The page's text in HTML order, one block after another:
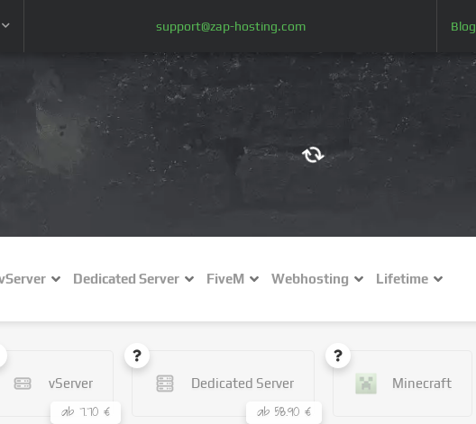
support@zap-hosting.com Blog
Dedicated Server FiveM Webhosting Lifetime
vServer
ab 7.70 €
Dedicated Server
ab 58.90 €
Minecraft